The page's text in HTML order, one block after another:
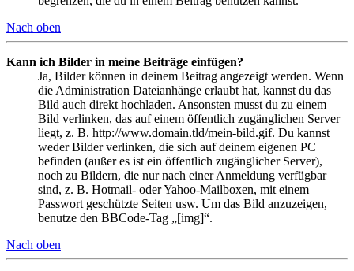
Nach oben
Kann ich Bilder in meine Beiträge einfügen?
Ja, Bilder können in deinem Beitrag angezeigt werden. Wenn
die Administration Dateianhänge erlaubt hat, kannst du das
Bild auch direkt hochladen. Ansonsten musst du zu einem
Bild verlinken, das auf einem öffentlich zugänglichen Server
liegt, z. B. http://www.domain.tld/mein-bild.gif. Du kannst
weder Bilder verlinken, die sich auf deinem eigenen PC
befinden (außer es ist ein öffentlich zugänglicher Server),
noch zu Bildern, die nur nach einer Anmeldung verfügbar
sind, z. B. Hotmail- oder Yahoo-Mailboxen, mit einem
Passwort geschützte Seiten usw. Um das Bild anzuzeigen,
benutze den BBCode-Tag „[img]“.
Nach oben